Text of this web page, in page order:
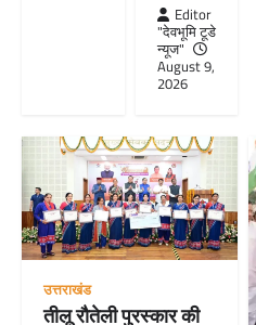
Editor
"देवभूमि टूडे
न्यूज"
August 9,
2026
उत्तराखंड
तीलू रौतेली पुरस्कार की